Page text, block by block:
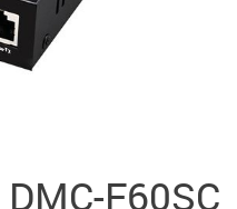
DMC-F60SC